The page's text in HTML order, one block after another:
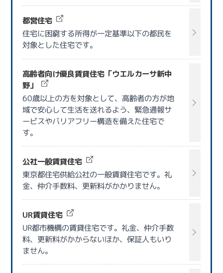
都営住宅
住宅に困窮する所得が一定基準以下の都民を
対象とした住宅です。
高齢者向け優良賃貸住宅「ウエルカーサ新中
野」
60歳以上の方を対象として、高齢者の方が地
域で安心して生活を送れるよう、緊急通報サ
ービスやバリアフリー構造を備えた住宅で
す。
公社一般賃貸住宅
東京都住宅供給公社の一般賃貸住宅です。礼
金、仲介手数料、更新料がかかりません。
UR賃貸住宅
UR都市機構の賃貸住宅です。礼金、仲介手数
料、更新料がかからないほか、保証人もいり
ません。